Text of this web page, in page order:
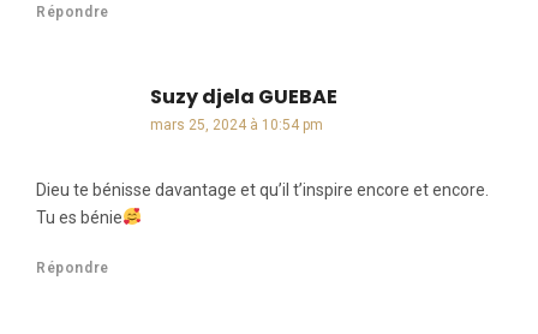
Répondre
Suzy djela GUEBAE
mars 25, 2024 à 10:54 pm
Dieu te bénisse davantage et qu’il t’inspire encore et encore.
Tu es bénie
Répondre